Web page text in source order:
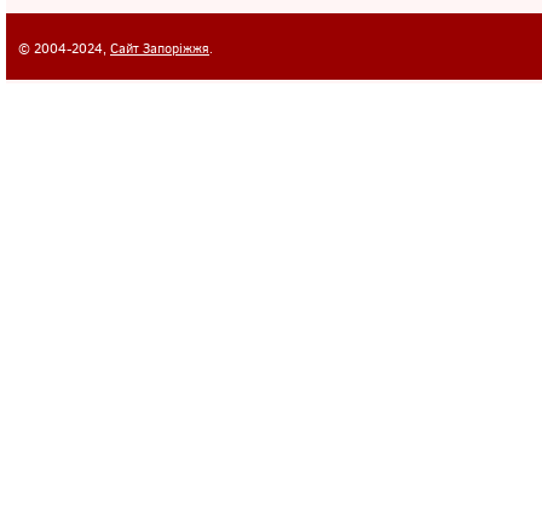
© 2004-2024, Сайт Запоріжжя.